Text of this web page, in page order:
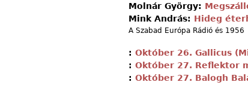
Molnár György:
Mink András: Hideg
A Szabad Európa Rádió és 1956
: Október 26. Gallicus
: Október 27. Reflektor
: Október 27. Balogh